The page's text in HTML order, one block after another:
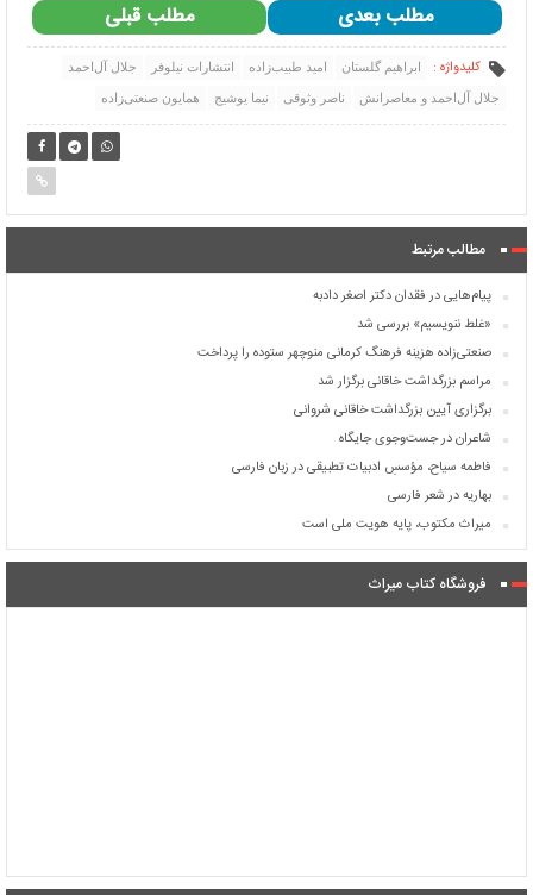
مطلب قبلی مطلب بعدی
کلیدواژه : ابراهیم گلستان امید طبیب‌زاده انتشارات نیلوفر جلال آل‌احمد
جلال آل‌احمد و معاصرانش ناصر وثوقی نیما یوشیج همایون صنعتی‌زاده
مطالب مرتبط
پیام‌هایی در فقدان دکتر اصغر دادبه
«غلط ننویسیم» بررسی شد
صنعتی‌زاده هزینه فرهنگ کرمانی منوچهر ستوده را پرداخت
مراسم بزرگداشت خاقانی برگزار شد
برگزاری آیین بزرگداشت خاقانی شروانی
شاعران در جست‌وجوی جایگاه
فاطمه سیاح، مؤسسِ ادبیات تطبیقی در زبان فارسی
بهاریه در شعر فارسی
میراث مکتوب، پایه هویت ملی است
فروشگاه کتاب میراث